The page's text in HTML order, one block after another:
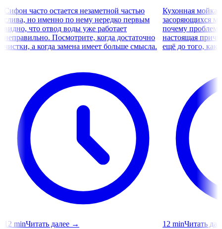
Сифон часто остается незаметной частью
слива, но именно по нему нередко первым
видно, что отвод воды уже работает
неправильно. Посмотрите, когда достаточно
чистки, а когда замена имеет больше смысла.
12 minЧитать далее →
Кухонная мойка
засоряющихся
почему
настоящая
ещё до того, как
12 minЧитать